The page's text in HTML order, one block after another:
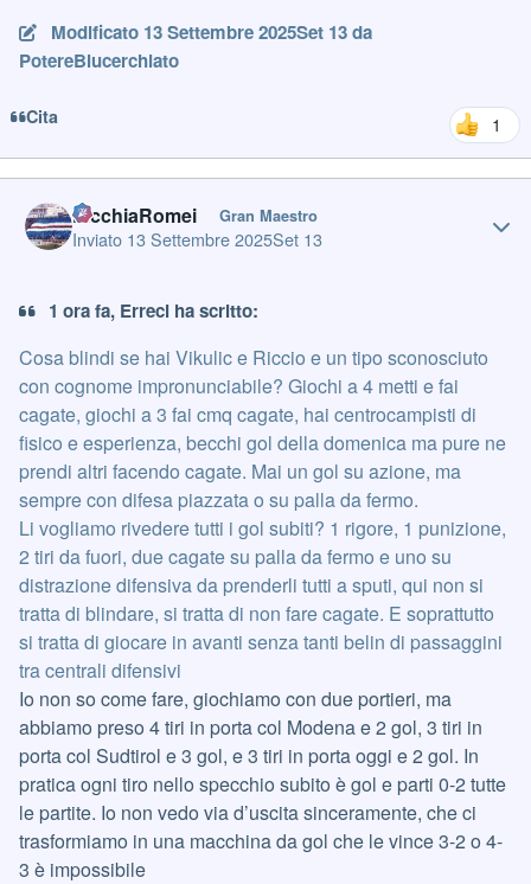
Modificato 13 Settembre 2025Set 13da
PotereBlucerchiato
Cita 1
PicchiaRomei Gran Maestro
Inviato 13 Settembre 2025Set 13
1 ora fa, Erreci ha scritto:
Cosa blindi se hai Vikulic e Riccio e un tipo sconosciuto
con cognome impronunciabile? Giochi a 4 metti e fai
cagate, giochi a 3 fai cmq cagate, hai centrocampisti di
fisico e esperienza, becchi gol della domenica ma pure ne
prendi altri facendo cagate. Mai un gol su azione, ma
sempre con difesa piazzata o su palla da fermo.
Li vogliamo rivedere tutti i gol subiti? 1 rigore, 1 punizione,
2 tiri da fuori, due cagate su palla da fermo e uno su
distrazione difensiva da prenderli tutti a sputi, qui non si
tratta di blindare, si tratta di non fare cagate. E soprattutto
si tratta di giocare in avanti senza tanti belin di passaggini
tra centrali difensivi
Io non so come fare, giochiamo con due portieri, ma
abbiamo preso 4 tiri in porta col Modena e 2 gol, 3 tiri in
porta col Sudtirol e 3 gol, e 3 tiri in porta oggi e 2 gol. In
pratica ogni tiro nello specchio subito è gol e parti 0-2 tutte
le partite. Io non vedo via d’uscita sinceramente, che ci
trasformiamo in una macchina da gol che le vince 3-2 o 4-
3 è impossibile